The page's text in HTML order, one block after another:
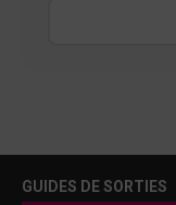
GUIDES DE SORTIES